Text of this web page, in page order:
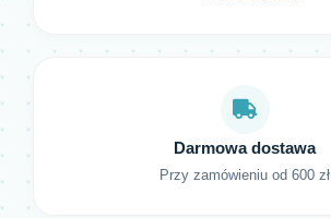
Darmowa dostawa
Przy zamówieniu od 600 zł